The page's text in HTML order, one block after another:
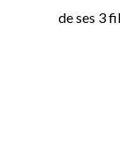
de ses 3